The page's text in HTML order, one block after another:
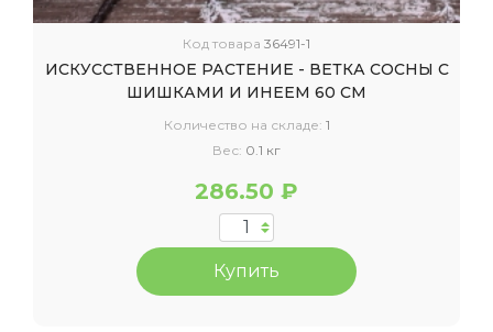
Код товара 36491-1
ИСКУССТВЕННОЕ РАСТЕНИЕ - ВЕТКА СОСНЫ С
ШИШКАМИ И ИНЕЕМ 60 СМ
Количество на складе: 1
Вес: 0.1 кг
286.50 ₽
Купить